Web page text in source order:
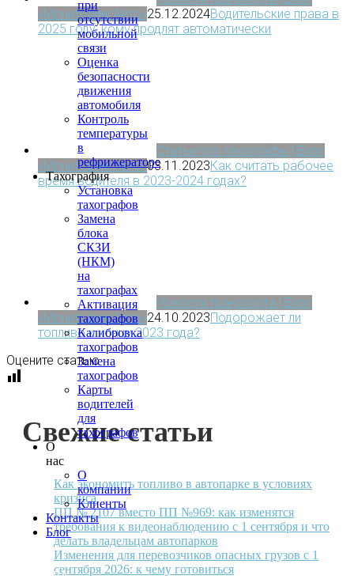
при
отсутствии
мобильной
связи
Оценка
безопасности
движения
автомобиля
Контроль
температуры
в
рефрижераторе
Тахография
Установка
тахографов
Замена
блока
СКЗИ
(НКМ)
на
тахографах
Активация
тахографов
Калибровка
тахографов
Замена
тахографов
Карты
водителей
для
тахографов
О
нас
О
компании
Клиенты
Контакты
Блог
МОСКВА
«МониторингАвто»25.12.2024Водительские права в
2025 году: кому продлят автоматически
Статьи про тахографы | Блог
«МониторингАвто»03.11.2023Как считать рабочее
время водителя в 2023-2024 годах?
Новости транспорта | Блог
«МониторингАвто»24.10.2023Подорожает ли
топливо к концу 2023 года?
Оцените статью
Свежие статьи
Как экономить топливо в автопарке в условиях
кризиса
ПП № 2107 вместо ПП №969: как изменятся
требования к видеонаблюдению с 1 сентября и что
делать владельцам автопарков
Изменения для перевозчиков опасных грузов с 1
сентября 2026: к чему готовиться